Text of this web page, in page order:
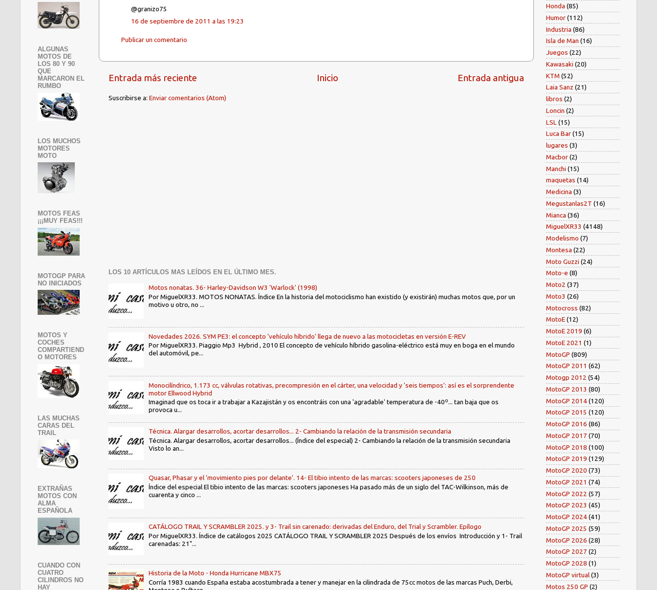
@granizo75
16 de septiembre de 2011 a las 19:23
Publicar un comentario
Entrada más reciente Entrada antigua
Inicio
Suscribirse a: Enviar comentarios (Atom)
LOS 10 ARTÍCULOS MAS LEÍDOS EN EL ÚLTIMO MES.
Motos nonatas. 36- Harley-Davidson W3 'Warlock' (1998)
Por MiguelXR33. MOTOS NONATAS. Índice En la historia del motociclismo han existido (y existirán) muchas motos que, por un
motivo u otro, no ...
Novedades 2026. SYM PE3: el concepto 'vehículo híbrido' llega de nuevo a las motocicletas en versión E-REV
Por MiguelXR33. Piaggio Mp3 Hybrid , 2010 El concepto de vehículo híbrido gasolina-eléctrico está muy en boga en el mundo
del automóvil, pe...
Monocilíndrico, 1.173 cc, válvulas rotativas, precompresión en el cárter, una velocidad y 'seis tiempos': así es el sorprendente
motor Ellwood Hybrid
Imaginad que os toca ir a trabajar a Kazajistán y os encontráis con una 'agradable' temperatura de -40º... tan baja que os
provoca u...
Técnica. Alargar desarrollos, acortar desarrollos... 2- Cambiando la relación de la transmisión secundaria
Técnica. Alargar desarrollos, acortar desarrollos... (Índice del especial) 2- Cambiando la relación de la transmisión secundaria
Visto lo an...
Quasar, Phasar y el 'movimiento pies por delante'. 14- El tibio intento de las marcas: scooters japoneses de 250
Índice del especial El tibio intento de las marcas: scooters japoneses Ha pasado más de un siglo del TAC-Wilkinson, más de
cuarenta y cinco ...
CATÁLOGO TRAIL Y SCRAMBLER 2025. y 3- Trail sin carenado: derivadas del Enduro, del Trial y Scrambler. Epílogo
Por MiguelXR33. Índice de catálogos 2025 CATÁLOGO TRAIL Y SCRAMBLER 2025 Después de los envíos Introducción y 1- Trail
carenadas: 21"...
Historia de la Moto - Honda Hurricane MBX75
Corría 1983 cuando España estaba acostumbrada a tener y manejar en la cilindrada de 75cc motos de las marcas Puch, Derbi,
ALGUNAS
MOTOS DE
LOS 80 Y 90
QUE
MARCARON EL
RUMBO
LOS MUCHOS
MOTORES
MOTO
MOTOS FEAS
¡¡¡MUY FEAS!!!
MOTOGP PARA
NO INICIADOS
MOTOS Y
COCHES
COMPARTIEND
O MOTORES
LAS MUCHAS
CARAS DEL
TRAIL
EXTRAÑAS
MOTOS CON
ALMA
ESPAÑOLA
CUANDO CON
CUATRO
CILINDROS NO
HAY
Honda (85)
Humor(112)
Industria (86)
Isla de Man (16)
Juegos (22)
Kawasaki (20)
KTM (52)
Laia Sanz (21)
libros (2)
Loncin (2)
LSL (15)
Luca Bar(15)
lugares (3)
Macbor(2)
Manchi (15)
maquetas (14)
Medicina (3)
Megustanlas2T (16)
Mianca (36)
MiguelXR33 (4148)
Modelismo (7)
Montesa (22)
Moto Guzzi (24)
Moto-e (8)
Moto2 (37)
Moto3 (26)
Motocross (82)
MotoE(12)
MotoE 2019 (6)
MotoE 2021 (1)
MotoGP (809)
MotoGP 2011 (62)
Motogp 2012 (54)
MotoGP 2013 (80)
MotoGP 2014(120)
MotoGP 2015 (120)
MotoGP 2016 (86)
MotoGP 2017 (70)
MotoGP 2018 (100)
MotoGP 2019 (129)
MotoGP 2020 (73)
MotoGP 2021 (74)
MotoGP 2022 (57)
MotoGP 2023 (45)
MotoGP 2024(41)
MotoGP 2025 (59)
MotoGP 2026 (28)
MotoGP 2027 (2)
MotoGP 2028 (1)
MotoGP virtual(3)
Motos 250 GP (2)